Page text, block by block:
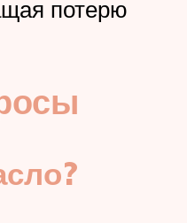
потерю